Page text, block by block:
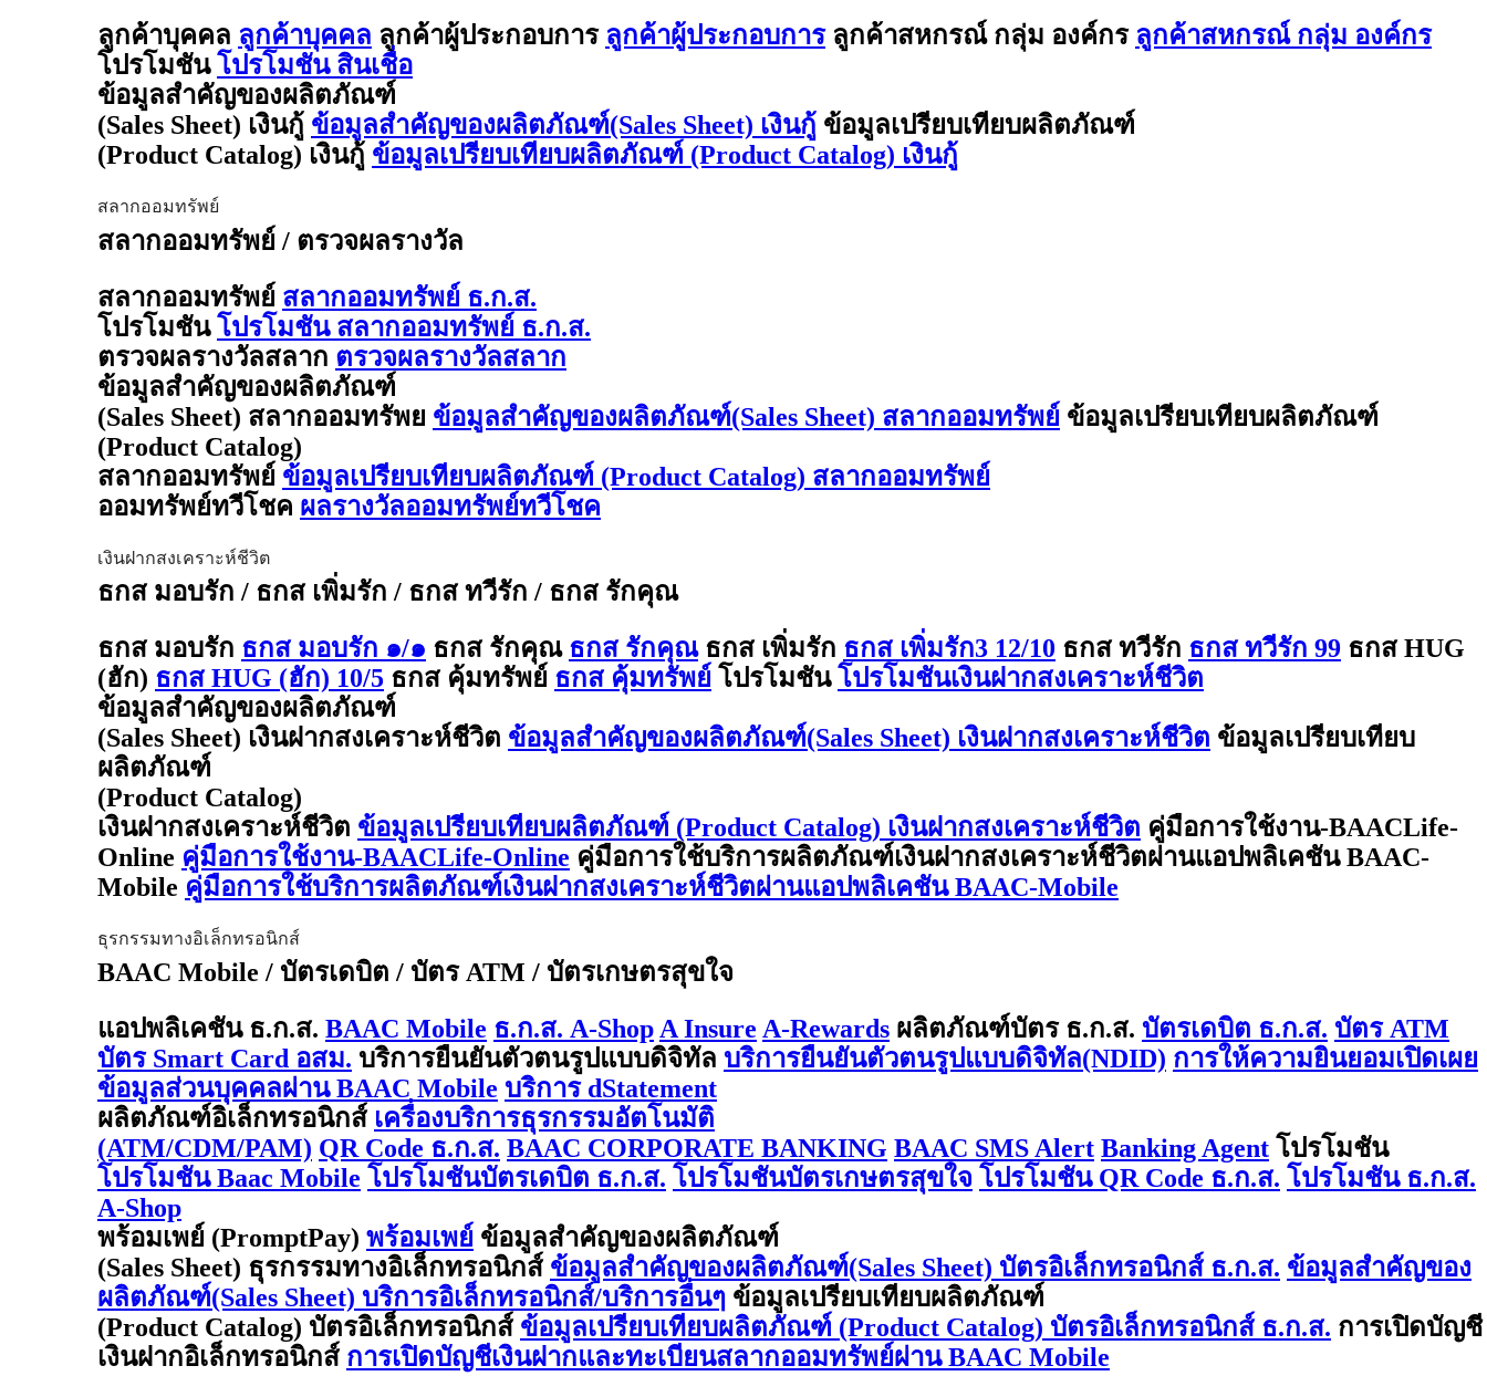
ลูกค้าบุคคล ลูกค้าบุคคล ลูกค้าผู้ประกอบการ ลูกค้าผู้ประกอบการ ลูกค้าสหกรณ์ กลุ่ม องค์กร ลูกค้าสหกรณ์ กลุ่ม องค์กร
โปรโมชัน โปรโมชัน สินเชื่อ
ข้อมูลสำคัญของผลิตภัณฑ์
(Sales Sheet) เงินกู้ ข้อมูลสำคัญของผลิตภัณฑ์(Sales Sheet) เงินกู้ ข้อมูลเปรียบเทียบผลิตภัณฑ์
(Product Catalog) เงินกู้ ข้อมูลเปรียบเทียบผลิตภัณฑ์ (Product Catalog) เงินกู้
สลากออมทรัพย์
สลากออมทรัพย์ / ตรวจผลรางวัล
สลากออมทรัพย์ สลากออมทรัพย์ ธ.ก.ส.
โปรโมชัน โปรโมชัน สลากออมทรัพย์ ธ.ก.ส.
ตรวจผลรางวัลสลาก ตรวจผลรางวัลสลาก
ข้อมูลสำคัญของผลิตภัณฑ์
(Sales Sheet) สลากออมทรัพย ข้อมูลสำคัญของผลิตภัณฑ์(Sales Sheet) สลากออมทรัพย์ ข้อมูลเปรียบเทียบผลิตภัณฑ์
(Product Catalog)
สลากออมทรัพย์ ข้อมูลเปรียบเทียบผลิตภัณฑ์ (Product Catalog) สลากออมทรัพย์
ออมทรัพย์ทวีโชค ผลรางวัลออมทรัพย์ทวีโชค
เงินฝากสงเคราะห์ชีวิต
ธกส มอบรัก / ธกส เพิ่มรัก / ธกส ทวีรัก / ธกส รักคุณ
ธกส มอบรัก ธกส มอบรัก ๑/๑ ธกส รักคุณ ธกส รักคุณ ธกส เพิ่มรัก ธกส เพิ่มรัก3 12/10 ธกส ทวีรัก ธกส ทวีรัก 99 ธกส HUG
(ฮัก) ธกส HUG (ฮัก) 10/5 ธกส คุ้มทรัพย์ ธกส คุ้มทรัพย์ โปรโมชัน โปรโมชันเงินฝากสงเคราะห์ชีวิต
ข้อมูลสำคัญของผลิตภัณฑ์
(Sales Sheet) เงินฝากสงเคราะห์ชีวิต ข้อมูลสำคัญของผลิตภัณฑ์(Sales Sheet) เงินฝากสงเคราะห์ชีวิต ข้อมูลเปรียบเทียบ
ผลิตภัณฑ์
(Product Catalog)
เงินฝากสงเคราะห์ชีวิต ข้อมูลเปรียบเทียบผลิตภัณฑ์ (Product Catalog) เงินฝากสงเคราะห์ชีวิต คู่มือการใช้งาน-BAACLife-
Online คู่มือการใช้งาน-BAACLife-Online คู่มือการใช้บริการผลิตภัณฑ์เงินฝากสงเคราะห์ชีวิตผ่านแอปพลิเคชัน BAAC-
Mobile คู่มือการใช้บริการผลิตภัณฑ์เงินฝากสงเคราะห์ชีวิตผ่านแอปพลิเคชัน BAAC-Mobile
ธุรกรรมทางอิเล็กทรอนิกส์
BAAC Mobile / บัตรเดบิต / บัตร ATM / บัตรเกษตรสุขใจ
แอปพลิเคชัน ธ.ก.ส. BAAC Mobile ธ.ก.ส. A-Shop A Insure A-Rewards ผลิตภัณฑ์บัตร ธ.ก.ส. บัตรเดบิต ธ.ก.ส. บัตร ATM
บัตร Smart Card อสม. บริการยืนยันตัวตนรูปแบบดิจิทัล บริการยืนยันตัวตนรูปแบบดิจิทัล(NDID) การให้ความยินยอมเปิดเผย
ข้อมูลส่วนบุคคลผ่าน BAAC Mobile บริการ dStatement
ผลิตภัณฑ์อิเล็กทรอนิกส์ เครื่องบริการธุรกรรมอัตโนมัติ
(ATM/CDM/PAM) QR Code ธ.ก.ส. BAAC CORPORATE BANKING BAAC SMS Alert Banking Agent โปรโมชัน
โปรโมชัน Baac Mobile โปรโมชันบัตรเดบิต ธ.ก.ส. โปรโมชันบัตรเกษตรสุขใจ โปรโมชัน QR Code ธ.ก.ส. โปรโมชัน ธ.ก.ส.
A-Shop
พร้อมเพย์ (PromptPay) พร้อมเพย์ ข้อมูลสำคัญของผลิตภัณฑ์
(Sales Sheet) ธุรกรรมทางอิเล็กทรอนิกส์ ข้อมูลสำคัญของผลิตภัณฑ์(Sales Sheet) บัตรอิเล็กทรอนิกส์ ธ.ก.ส. ข้อมูลสำคัญของ
ผลิตภัณฑ์(Sales Sheet) บริการอิเล็กทรอนิกส์/บริการอื่นๆ ข้อมูลเปรียบเทียบผลิตภัณฑ์
(Product Catalog) บัตรอิเล็กทรอนิกส์ ข้อมูลเปรียบเทียบผลิตภัณฑ์ (Product Catalog) บัตรอิเล็กทรอนิกส์ ธ.ก.ส. การเปิดบัญชี
เงินฝากอิเล็กทรอนิกส์ การเปิดบัญชีเงินฝากและทะเบียนสลากออมทรัพย์ผ่าน BAAC Mobile